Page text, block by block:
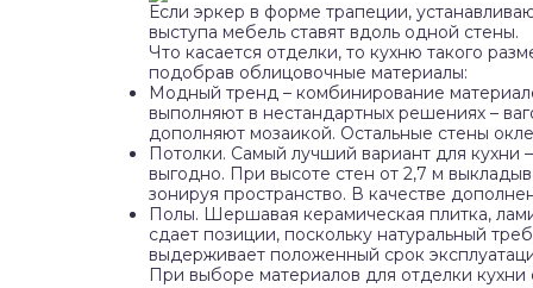
Если эркер в форме трапеции,
выступа мебель ставят вдоль одной стены.
Что касается отделки, то кухню такого
подобрав облицовочные материалы:
Модный тренд – комбинирование
выполняют в нестандартных решениях –
дополняют мозаикой. Остальные стены
Потолки. Самый лучший вариант для
выгодно. При высоте стен от 2,7 м
зонируя пространство. В качестве
Полы. Шершавая керамическая плитка,
сдает позиции, поскольку натуральный
выдерживает положенный срок
При выборе материалов для отделки